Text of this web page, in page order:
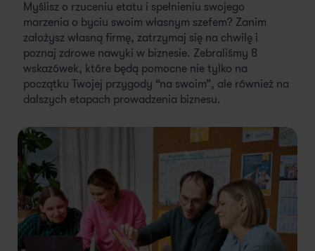
Myślisz o rzuceniu etatu i spełnieniu swojego
marzenia o byciu swoim własnym szefem? Zanim
założysz własną firmę, zatrzymaj się na chwilę i
poznaj zdrowe nawyki w biznesie. Zebraliśmy 8
wskazówek, które będą pomocne nie tylko na
początku Twojej przygody “na swoim”, ale również na
dalszych etapach prowadzenia biznesu.